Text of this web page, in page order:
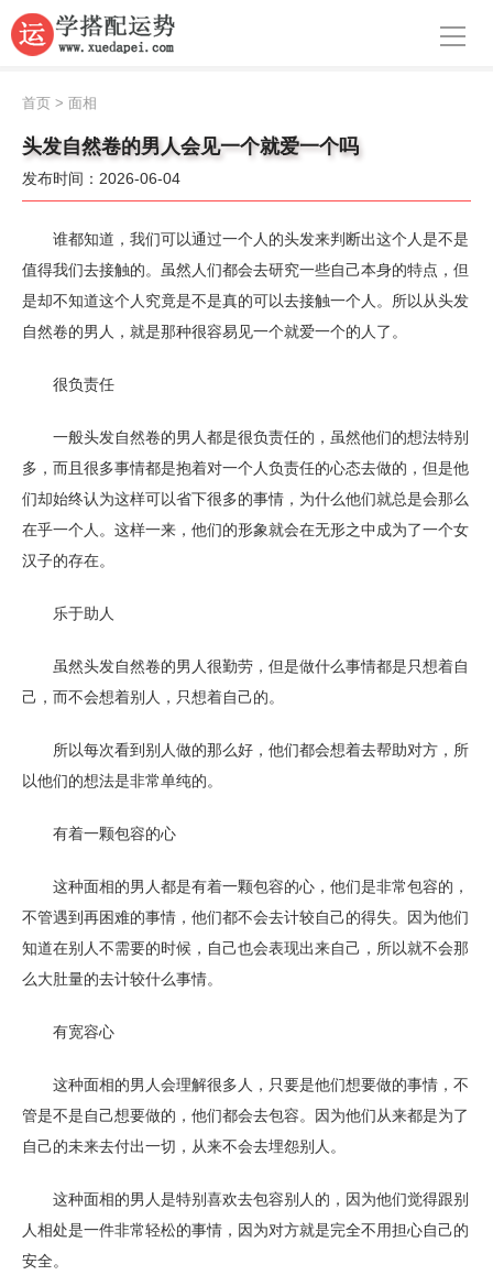
导航
周公解梦
生肖运势
八字算命
风水
名字
首页 > 面相
头发自然卷的男人会见一个就爱一个吗
发布时间：2026-06-04
谁都知道，我们可以通过一个人的头发来判断出这个人是不是
值得我们去接触的。虽然人们都会去研究一些自己本身的特点，但
是却不知道这个人究竟是不是真的可以去接触一个人。所以从头发
自然卷的男人，就是那种很容易见一个就爱一个的人了。
很负责任
一般头发自然卷的男人都是很负责任的，虽然他们的想法特别
多，而且很多事情都是抱着对一个人负责任的心态去做的，但是他
们却始终认为这样可以省下很多的事情，为什么他们就总是会那么
在乎一个人。这样一来，他们的形象就会在无形之中成为了一个女
汉子的存在。
乐于助人
虽然头发自然卷的男人很勤劳，但是做什么事情都是只想着自
己，而不会想着别人，只想着自己的。
所以每次看到别人做的那么好，他们都会想着去帮助对方，所
以他们的想法是非常单纯的。
有着一颗包容的心
这种面相的男人都是有着一颗包容的心，他们是非常包容的，
不管遇到再困难的事情，他们都不会去计较自己的得失。因为他们
知道在别人不需要的时候，自己也会表现出来自己，所以就不会那
么大肚量的去计较什么事情。
有宽容心
这种面相的男人会理解很多人，只要是他们想要做的事情，不
管是不是自己想要做的，他们都会去包容。因为他们从来都是为了
自己的未来去付出一切，从来不会去埋怨别人。
这种面相的男人是特别喜欢去包容别人的，因为他们觉得跟别
人相处是一件非常轻松的事情，因为对方就是完全不用担心自己的
安全。